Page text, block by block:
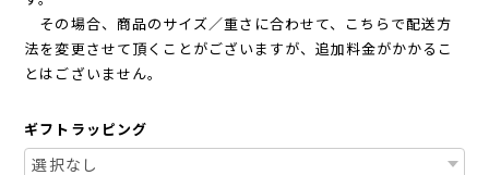
その場合、商品のサイズ／重さに合わせて、こちらで配送方
法を変更させて頂くことがございますが、追加料金がかかるこ
とはございません。
ギフトラッピング